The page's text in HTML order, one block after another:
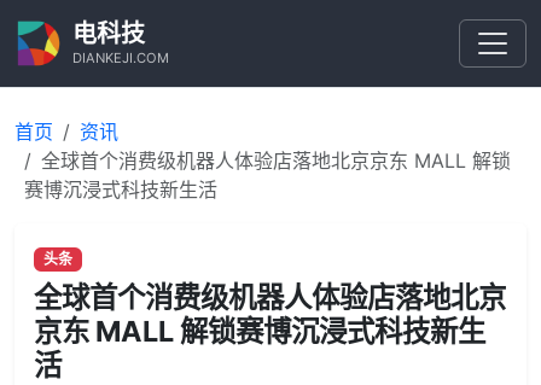
电科技
DIANKEJI.COM
首页
资讯
全球首个消费级机器人体验店落地北京京东 MALL 解锁
赛博沉浸式科技新生活
头条
全球首个消费级机器人体验店落地北京
京东 MALL 解锁赛博沉浸式科技新生
活